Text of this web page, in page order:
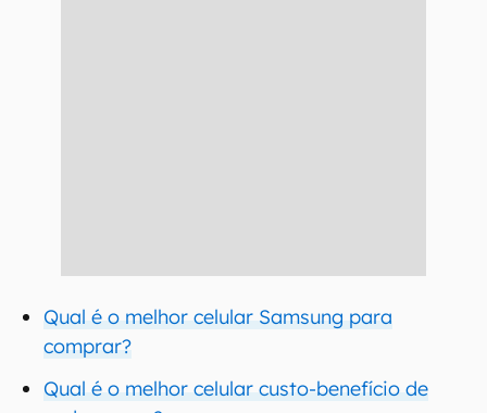
Qual é o melhor celular Samsung para
comprar?
Qual é o melhor celular custo-benefício de